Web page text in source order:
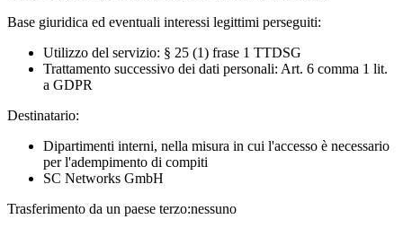
Base giuridica ed eventuali interessi legittimi perseguiti:
Utilizzo del servizio: § 25 (1) frase 1 TTDSG
Trattamento successivo dei dati personali: Art. 6 comma 1 lit.
a GDPR
Destinatario:
Dipartimenti interni, nella misura in cui l'accesso è necessario
per l'adempimento di compiti
SC Networks GmbH
Trasferimento da un paese terzo:nessuno